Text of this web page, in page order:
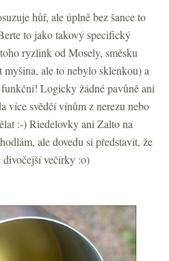
hůř, ale úplně bez šance to
to jako takový specifický
ryzlink od Mosely, směsku
ale to nebylo sklenkou) a
Logicky žádné pavůně ani
více svědčí vínům z nerezu nebo
:-) Riedelovky ani Zalto na
ale dovedu si představit, že
divočejší večírky :o)